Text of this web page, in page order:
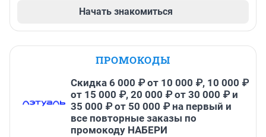
Начать знакомиться
ПРОМОКОДЫ
Скидка 6 000 ₽ от 10 000 ₽, 10 000 ₽
от 15 000 ₽, 20 000 ₽ от 30 000 ₽ и
35 000 ₽ от 50 000 ₽ на первый и
все повторные заказы по
промокоду НАБЕРИ